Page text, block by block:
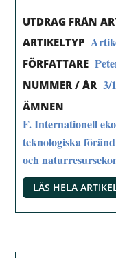
UTDRAG FRÅN
ARTIKELTYP
FÖRFATTARE
NUMMER / ÅR 3/
ÄMNEN
F. Internationell
teknologiska
och
LÄS HELA